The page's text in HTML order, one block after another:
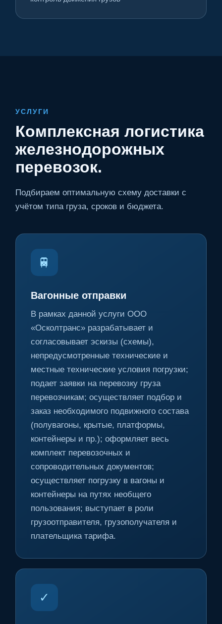
УСЛУГИ
Комплексная логистика
железнодорожных
перевозок.
Подбираем оптимальную схему доставки с
учётом типа груза, сроков и бюджета.
🚆
Вагонные отправки
В рамках данной услуги ООО
«Осколтранс» разрабатывает и
согласовывает эскизы (схемы),
непредусмотренные технические и
местные технические условия погрузки;
подает заявки на перевозку груза
перевозчикам; осуществляет подбор и
заказ необходимого подвижного состава
(полувагоны, крытые, платформы,
контейнеры и пр.); оформляет весь
комплект перевозочных и
сопроводительных документов;
осуществляет погрузку в вагоны и
контейнеры на путях необщего
пользования; выступает в роли
грузоотправителя, грузополучателя и
плательщика тарифа.
✓